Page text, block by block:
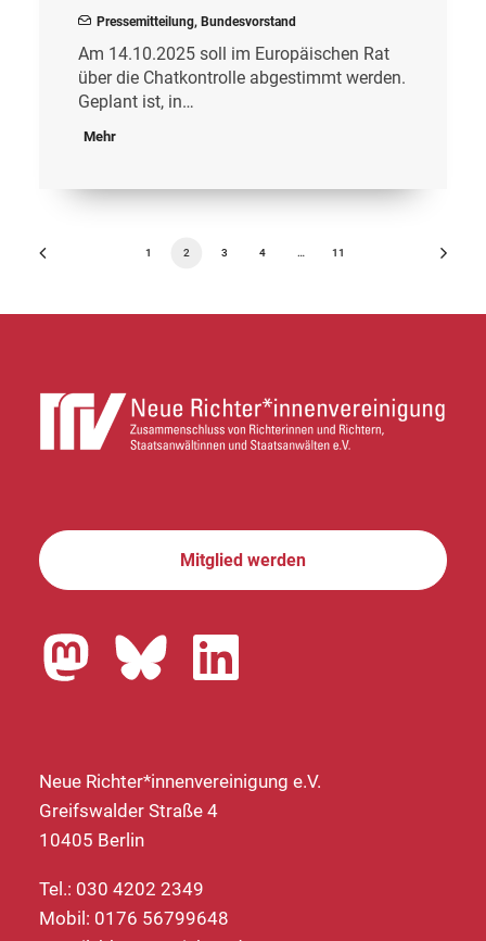
Pressemitteilung, Bundesvorstand
Am 14.10.2025 soll im Europäischen Rat
über die Chatkontrolle abgestimmt werden.
Geplant ist, in…
Mehr
1 2 3 4 … 11
Mitglied werden
Neue Richter*innenvereinigung e.V.
Greifswalder Straße 4
10405 Berlin
Tel.: 030 4202 2349
Mobil: 0176 56799648